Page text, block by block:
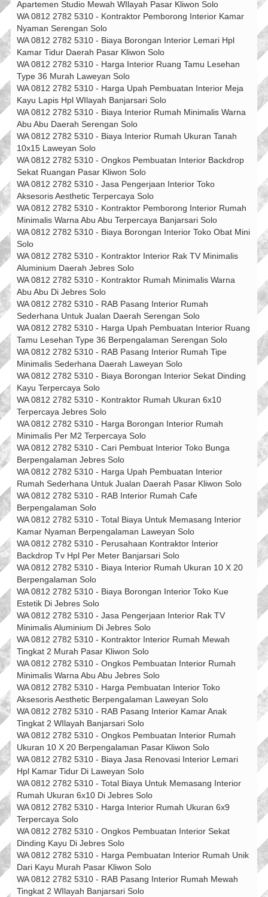
Apartemen Studio Mewah WIlayah Pasar Kliwon Solo
WA 0812 2782 5310 - Kontraktor Pemborong Interior Kamar
Nyaman Serengan Solo
WA 0812 2782 5310 - Biaya Borongan Interior Lemari Hpl
Kamar Tidur Daerah Pasar Kliwon Solo
WA 0812 2782 5310 - Harga Interior Ruang Tamu Lesehan
Type 36 Murah Laweyan Solo
WA 0812 2782 5310 - Harga Upah Pembuatan Interior Meja
Kayu Lapis Hpl WIlayah Banjarsari Solo
WA 0812 2782 5310 - Biaya Interior Rumah Minimalis Warna
Abu Abu Daerah Serengan Solo
WA 0812 2782 5310 - Biaya Interior Rumah Ukuran Tanah
10x15 Laweyan Solo
WA 0812 2782 5310 - Ongkos Pembuatan Interior Backdrop
Sekat Ruangan Pasar Kliwon Solo
WA 0812 2782 5310 - Jasa Pengerjaan Interior Toko
Aksesoris Aesthetic Terpercaya Solo
WA 0812 2782 5310 - Kontraktor Pemborong Interior Rumah
Minimalis Warna Abu Abu Terpercaya Banjarsari Solo
WA 0812 2782 5310 - Biaya Borongan Interior Toko Obat Mini
Solo
WA 0812 2782 5310 - Kontraktor Interior Rak TV Minimalis
Aluminium Daerah Jebres Solo
WA 0812 2782 5310 - Kontraktor Rumah Minimalis Warna
Abu Abu Di Jebres Solo
WA 0812 2782 5310 - RAB Pasang Interior Rumah
Sederhana Untuk Jualan Daerah Serengan Solo
WA 0812 2782 5310 - Harga Upah Pembuatan Interior Ruang
Tamu Lesehan Type 36 Berpengalaman Serengan Solo
WA 0812 2782 5310 - RAB Pasang Interior Rumah Tipe
Minimalis Sederhana Daerah Laweyan Solo
WA 0812 2782 5310 - Biaya Borongan Interior Sekat Dinding
Kayu Terpercaya Solo
WA 0812 2782 5310 - Kontraktor Rumah Ukuran 6x10
Terpercaya Jebres Solo
WA 0812 2782 5310 - Harga Borongan Interior Rumah
Minimalis Per M2 Terpercaya Solo
WA 0812 2782 5310 - Cari Pembuat Interior Toko Bunga
Berpengalaman Jebres Solo
WA 0812 2782 5310 - Harga Upah Pembuatan Interior
Rumah Sederhana Untuk Jualan Daerah Pasar Kliwon Solo
WA 0812 2782 5310 - RAB Interior Rumah Cafe
Berpengalaman Solo
WA 0812 2782 5310 - Total Biaya Untuk Memasang Interior
Kamar Nyaman Berpengalaman Laweyan Solo
WA 0812 2782 5310 - Perusahaan Kontraktor Interior
Backdrop Tv Hpl Per Meter Banjarsari Solo
WA 0812 2782 5310 - Biaya Interior Rumah Ukuran 10 X 20
Berpengalaman Solo
WA 0812 2782 5310 - Biaya Borongan Interior Toko Kue
Estetik Di Jebres Solo
WA 0812 2782 5310 - Jasa Pengerjaan Interior Rak TV
Minimalis Aluminium Di Jebres Solo
WA 0812 2782 5310 - Kontraktor Interior Rumah Mewah
Tingkat 2 Murah Pasar Kliwon Solo
WA 0812 2782 5310 - Ongkos Pembuatan Interior Rumah
Minimalis Warna Abu Abu Jebres Solo
WA 0812 2782 5310 - Harga Pembuatan Interior Toko
Aksesoris Aesthetic Berpengalaman Laweyan Solo
WA 0812 2782 5310 - RAB Pasang Interior Kamar Anak
Tingkat 2 WIlayah Banjarsari Solo
WA 0812 2782 5310 - Ongkos Pembuatan Interior Rumah
Ukuran 10 X 20 Berpengalaman Pasar Kliwon Solo
WA 0812 2782 5310 - Biaya Jasa Renovasi Interior Lemari
Hpl Kamar Tidur Di Laweyan Solo
WA 0812 2782 5310 - Total Biaya Untuk Memasang Interior
Rumah Ukuran 6x10 Di Jebres Solo
WA 0812 2782 5310 - Harga Interior Rumah Ukuran 6x9
Terpercaya Solo
WA 0812 2782 5310 - Ongkos Pembuatan Interior Sekat
Dinding Kayu Di Jebres Solo
WA 0812 2782 5310 - Harga Pembuatan Interior Rumah Unik
Dari Kayu Murah Pasar Kliwon Solo
WA 0812 2782 5310 - RAB Pasang Interior Rumah Mewah
Tingkat 2 WIlayah Banjarsari Solo